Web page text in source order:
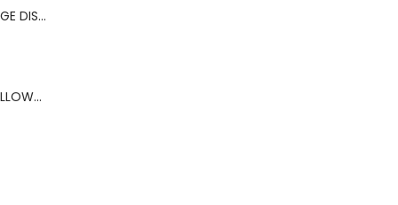
BERNS ACR.OHRRINGE DISP. 130*320MM FOR 36 PAIRS
BERNS ARMBAND PILLOW+HOLD.8*8 ,5 WH.PU